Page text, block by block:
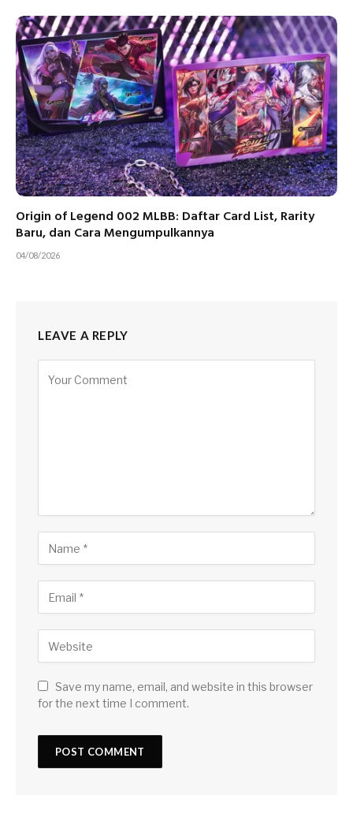
Origin of Legend 002 MLBB: Daftar Card List, Rarity
Baru, dan Cara Mengumpulkannya
04/08/2026
LEAVE A REPLY
Save my name, email, and website in this browser
for the next time I comment.